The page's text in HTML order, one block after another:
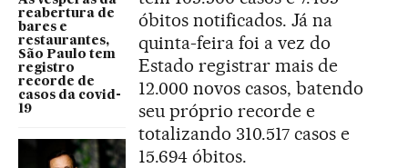
reabertura de
bares e
restaurantes,
São Paulo tem
registro
recorde de
casos da covid-
19
óbitos notificados. Já na
quinta-feira foi a vez do
Estado registrar mais de
12.000 novos casos, batendo
seu próprio recorde e
totalizando 310.517 casos e
15.694 óbitos.